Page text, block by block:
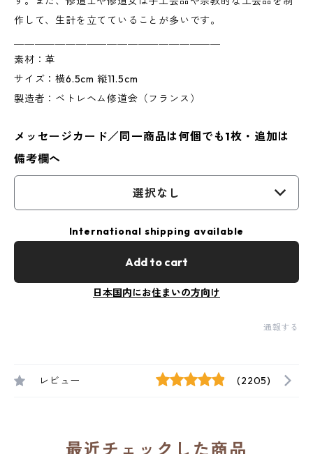
作して、生計を立てていることが多いです。
素材：革
サイズ：横6.5cm 縦11.5cm
製造者：ベトレヘム修道会（フランス）
メッセージカード／同一商品は何個でも1枚・追加は
備考欄へ
選択なし
International shipping available
Add to cart
日本国内にお住まいの方向け
通報する
レビュー (2205)
最近チェックした商品